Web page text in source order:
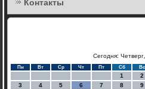
Контакты
Сегодня:
Пн Вт Ср Чт Пт Сб Вс
1
2
3
4 5 6 7 8
9